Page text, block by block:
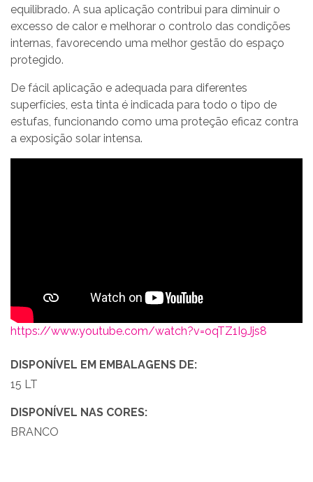
equilibrado. A sua aplicação contribui para diminuir o
excesso de calor e melhorar o controlo das condições
internas, favorecendo uma melhor gestão do espaço
protegido.
De fácil aplicação e adequada para diferentes
superfícies, esta tinta é indicada para todo o tipo de
estufas, funcionando como uma proteção eficaz contra
a exposição solar intensa.
https://www.youtube.com/watch?v=oqTZ1I9Jjs8
DISPONÍVEL EM EMBALAGENS DE:
15 LT
DISPONÍVEL NAS CORES:
BRANCO